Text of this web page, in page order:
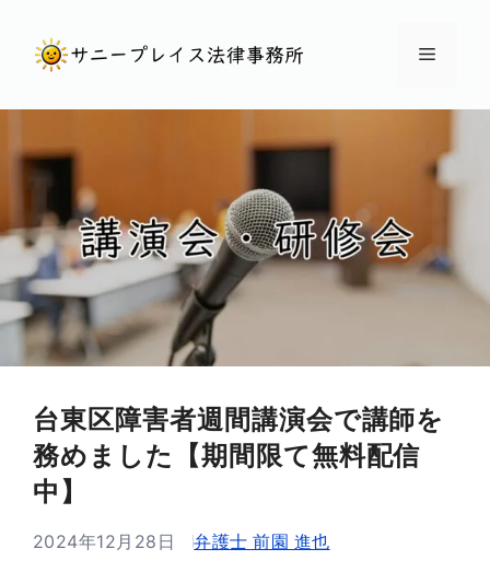
ン
キ
プ
メ
ュ
ー
台東区障害者週間講演会で講師を
務めました【期間限て無料配信
中】
2024年12月28日 弁護士 前園 進也